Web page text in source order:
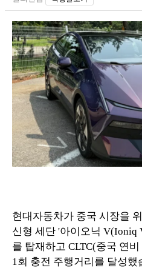
현대자동차가 중국 시장을
신형 세단 '아이오닉 V(Ioniq
를 탑재하고 CLTC(중국 연
1회 충전 주행거리를 달성했